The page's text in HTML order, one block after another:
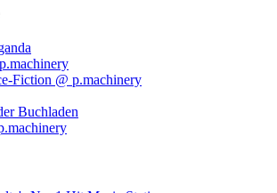
Fiction @ p.machinery
Buchladen